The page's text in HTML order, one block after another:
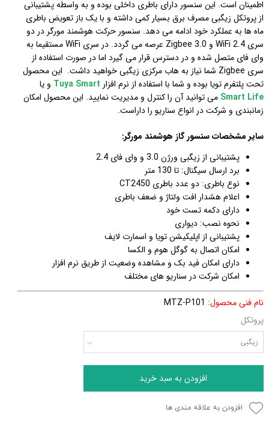
اطمینان است. این سنسور دارای باطری داخلی بوده و به واسطه پشتیبانی
از پروتکل زیگبی مصرف برق بسیار کمی داشته و با یک باز تعویض باطری
ماه ها به عملکرد خود ادامه می دهد. سنسور حرکت هوشمند مورگر در دو
سری WiFi 2.4 و Zigbee 3.0 عرصه می گردد.
در سری WiFi مستقیما به
وای فای متصل شده و در دسترس قرار می گیرد اما در صورت استفاده از
سری Zigbee شما نیاز به هاب مرکزی زیگبی خواهید داشت.
این محصول
تحت پلتفرم تویا بوده و شما با استفاده از نرم افزار Tuya Smart و یا
Smart Life می توانید آن را کنترل و مدیریت نمایید. این محصول امکان
زمانبندی و شرکت در انواع سناریو را داراست.
سایر مشخصات سنسور گاز هوشمند مورگر:
پشتیبانی از زیگبی ورژن 3.0 و وای فای 2.4
برد ارسال سیگنال: تا 130 متر
نوع باطری: دو عدد باطری CT2450
اعلام هشدار افت ولتاژ و ضعف باطری
دارای دکمه تست خود
نحوه نصب: دیواری
پشتیبانی از اپلیکیشن تویا و اسمارت لایف
امکان اتصال به گوگل هوم و الکسا
دارای امکان فید بک و مشاهده وضعیت از طریق نرم افزار
امکان شرکت در سناریو های مختلف
نام فنی محصول: MTZ-P101
پروتکل
زیگبی
افزودن به سبد خرید
افزودن به علاقه مندی ها